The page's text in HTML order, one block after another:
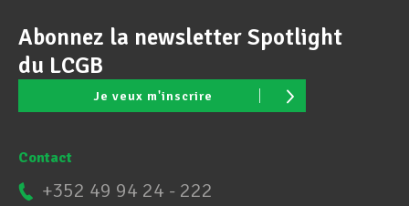
Abonnez la newsletter Spotlight
du LCGB
Je veux m'inscrire
Contact
+352 49 94 24 - 222